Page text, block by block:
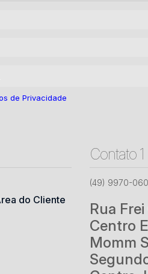
de Privacidade
do Cliente
Contato 1
(49) 9970-
Rua
Centro
Momm